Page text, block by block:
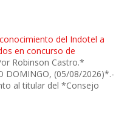
del Indotel a
en concurso de
Robinson Castro.*
DOMINGO, (05/08/2026)*.-
al titular del *Consejo